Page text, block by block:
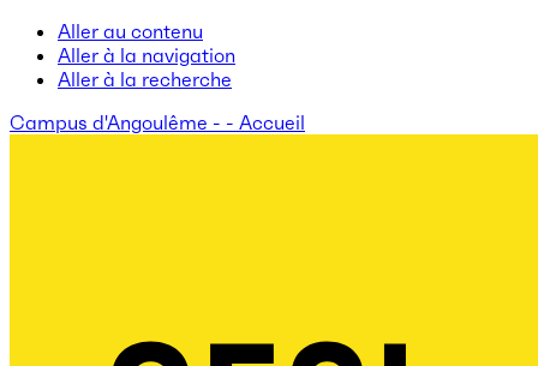
Aller au contenu
Aller à la navigation
Aller à la recherche
Campus d'Angoulême - - Accueil